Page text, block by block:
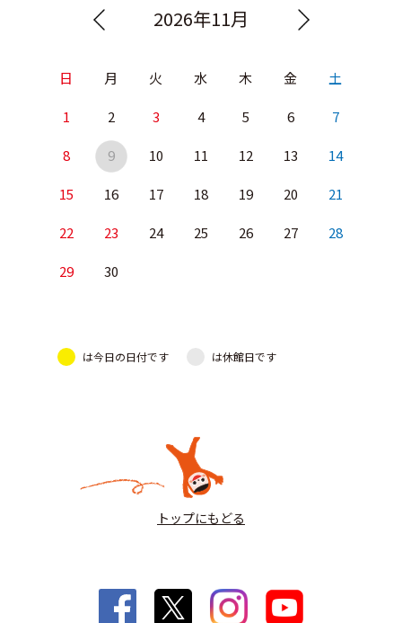
2026年11月
日 月 火 水 木 金 土
1 2 3 4 5 6 7
8 9 10 11 12 13 14
15 16 17 18 19 20 21
22 23 24 25 26 27 28
29 30
は今日の日付です は休館日です
トップにもどる